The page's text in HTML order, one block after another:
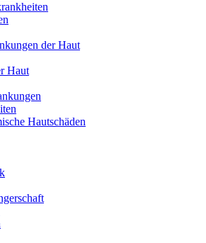
der Haut
Haut
Hautschäden